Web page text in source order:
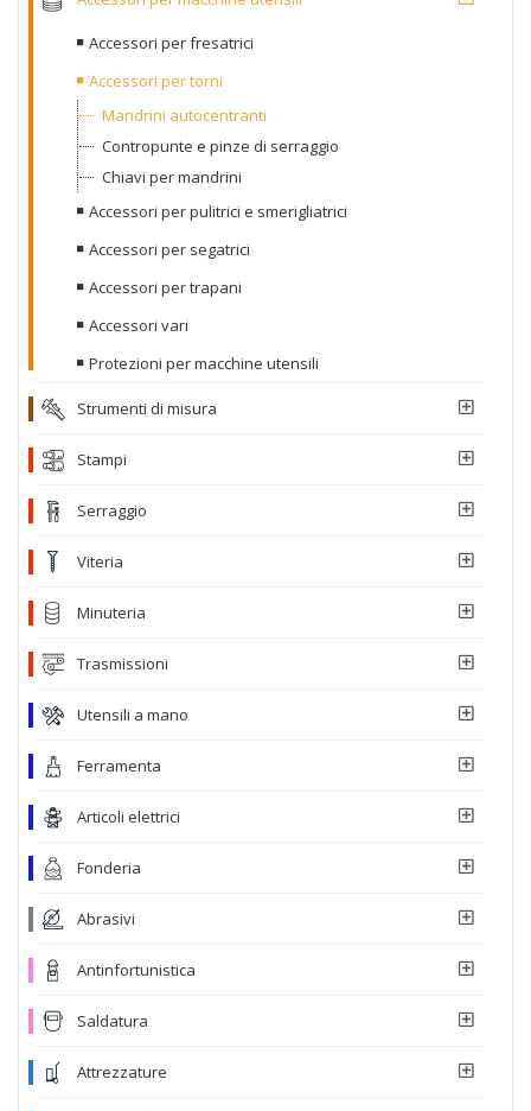
Accessori per fresatrici
Accessori per torni
Mandrini autocentranti
Contropunte e pinze di serraggio
Chiavi per mandrini
Accessori per pulitrici e smerigliatrici
Accessori per segatrici
Accessori per trapani
Accessori vari
Protezioni per macchine utensili
Strumenti di misura
Stampi
Serraggio
Viteria
Minuteria
Trasmissioni
Utensili a mano
Ferramenta
Articoli elettrici
Fonderia
Abrasivi
Antinfortunistica
Saldatura
Attrezzature